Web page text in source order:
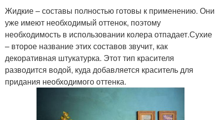
Жидкие – составы полностью готовы к применению. Они
уже имеют необходимый оттенок, поэтому
необходимость в использовании колера отпадает.Сухие
– второе название этих составов звучит, как
декоративная штукатурка. Этот тип красителя
разводится водой, куда добавляется краситель для
придания необходимого оттенка.